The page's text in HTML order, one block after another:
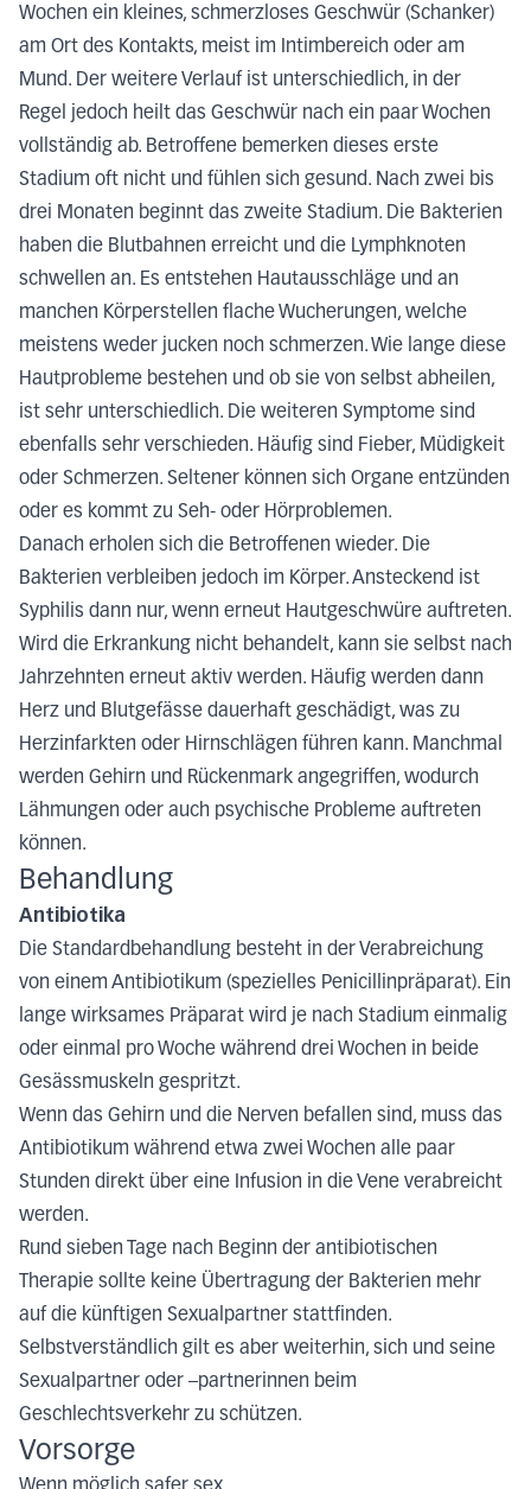
Wochen ein kleines, schmerzloses Geschwür (Schanker)
am Ort des Kontakts, meist im Intimbereich oder am
Mund. Der weitere Verlauf ist unterschiedlich, in der
Regel jedoch heilt das Geschwür nach ein paar Wochen
vollständig ab. Betroffene bemerken dieses erste
Stadium oft nicht und fühlen sich gesund. Nach zwei bis
drei Monaten beginnt das zweite Stadium. Die Bakterien
haben die Blutbahnen erreicht und die Lymphknoten
schwellen an. Es entstehen Hautausschläge und an
manchen Körperstellen flache Wucherungen, welche
meistens weder jucken noch schmerzen. Wie lange diese
Hautprobleme bestehen und ob sie von selbst abheilen,
ist sehr unterschiedlich. Die weiteren Symptome sind
ebenfalls sehr verschieden. Häufig sind Fieber, Müdigkeit
oder Schmerzen. Seltener können sich Organe entzünden
oder es kommt zu Seh- oder Hörproblemen.
Danach erholen sich die Betroffenen wieder. Die
Bakterien verbleiben jedoch im Körper. Ansteckend ist
Syphilis dann nur, wenn erneut Hautgeschwüre auftreten.
Wird die Erkrankung nicht behandelt, kann sie selbst nach
Jahrzehnten erneut aktiv werden. Häufig werden dann
Herz und Blutgefässe dauerhaft geschädigt, was zu
Herzinfarkten oder Hirnschlägen führen kann. Manchmal
werden Gehirn und Rückenmark angegriffen, wodurch
Lähmungen oder auch psychische Probleme auftreten
können.
Behandlung
Antibiotika
Die Standardbehandlung besteht in der Verabreichung
von einem Antibiotikum (spezielles Penicillinpräparat). Ein
lange wirksames Präparat wird je nach Stadium einmalig
oder einmal pro Woche während drei Wochen in beide
Gesässmuskeln gespritzt.
Wenn das Gehirn und die Nerven befallen sind, muss das
Antibiotikum während etwa zwei Wochen alle paar
Stunden direkt über eine Infusion in die Vene verabreicht
werden.
Rund sieben Tage nach Beginn der antibiotischen
Therapie sollte keine Übertragung der Bakterien mehr
auf die künftigen Sexualpartner stattfinden.
Selbstverständlich gilt es aber weiterhin, sich und seine
Sexualpartner oder –partnerinnen beim
Geschlechtsverkehr zu schützen.
Vorsorge